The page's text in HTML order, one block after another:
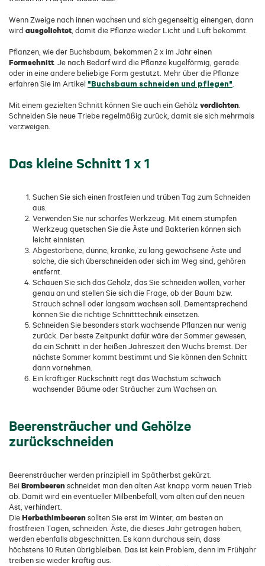
Wenn Zweige nach innen wachsen und sich gegenseitig einengen, dann
wird ausgelichtet, damit die Pflanze wieder Licht und Luft bekommt.
Pflanzen, wie der Buchsbaum, bekommen 2 x im Jahr einen
Formschnitt. Je nach Bedarf wird die Pflanze kugelförmig, gerade
oder in eine andere beliebige Form gestutzt. Mehr über die Pflanze
erfahren Sie im Artikel "Buchsbaum schneiden und pflegen".
Mit einem gezielten Schnitt können Sie auch ein Gehölz verdichten.
Schneiden Sie neue Triebe regelmäßig zurück, damit sie sich mehrmals
verzweigen.
Das kleine Schnitt 1 x 1
Suchen Sie sich einen frostfeien und trüben Tag zum Schneiden
aus.
Verwenden Sie nur scharfes Werkzeug. Mit einem stumpfen
Werkzeug quetschen Sie die Äste und Bakterien können sich
leicht einnisten.
Abgestorbene, dünne, kranke, zu lang gewachsene Äste und
solche, die sich überschneiden oder sich im Weg sind, gehören
entfernt.
Schauen Sie sich das Gehölz, das Sie schneiden wollen, vorher
genau an und stellen Sie sich die Frage, ob der Baum bzw.
Strauch schnell oder langsam wachsen soll. Dementsprechend
können Sie die richtige Schnitttechnik einsetzen.
Schneiden Sie besonders stark wachsende Pflanzen nur wenig
zurück. Der beste Zeitpunkt dafür wäre der Sommer gewesen,
da ein Schnitt in der heißen Jahreszeit den Wuchs bremst. Der
nächste Sommer kommt bestimmt und Sie können den Schnitt
dann vornehmen.
Ein kräftiger Rückschnitt regt das Wachstum schwach
wachsender Bäume oder Sträucher zum Wachsen an.
Beerensträucher und Gehölze
zurückschneiden
Beerensträucher werden prinzipiell im Spätherbst gekürzt.
BeiBrombeerenschneidet man den alten Ast knapp vorm neuen Trieb
ab. Damit wird ein eventueller Milbenbefall, vom alten auf den neuen
Ast, verhindert.
DieHerbsthimbeerensollten Sie erst im Winter, am besten an
frostfreien Tagen, schneiden. Äste, die dieses Jahr getragen haben,
werden ebenfalls abgeschnitten. Es kann durchaus sein, dass
höchstens 10 Ruten übrigbleiben. Das ist kein Problem, denn im Frühjahr
treiben sie wieder kräftig aus.